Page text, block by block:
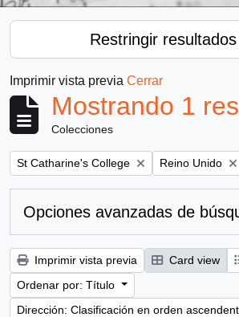
Restringir
Imprimir vista previa Cerrar
Mostrando 1
Colecciones
Remove filter:
St Catharine's College Remove filter:
Reino Unido
Opciones avanzadas de
Imprimir vista previa Card view
Ordenar por: Título
Dirección: Clasificación en orden